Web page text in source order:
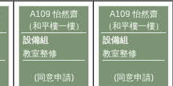
A109 怡然齋
（和平樓一樓）
設備組
教室整修
(同意申請)
A109 怡然齋
（和平樓一樓）
設備組
教室整修
(同意申請)